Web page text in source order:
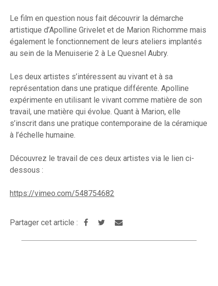
Le film en question nous fait découvrir la démarche
artistique d’Apolline Grivelet et de Marion Richomme mais
également le fonctionnement de leurs ateliers implantés
au sein de la Menuiserie 2 à Le Quesnel Aubry.
Les deux artistes s’intéressent au vivant et à sa
représentation dans une pratique différente. Apolline
expérimente en utilisant le vivant comme matière de son
travail, une matière qui évolue. Quant à Marion, elle
s’inscrit dans une pratique contemporaine de la céramique
à l’échelle humaine.
Découvrez le travail de ces deux artistes via le lien ci-
dessous :
https://vimeo.com/548754682
Partager cet article :